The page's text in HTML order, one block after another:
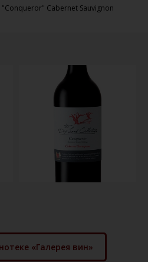
Cabernet Sauvignon
«Галерея вин»